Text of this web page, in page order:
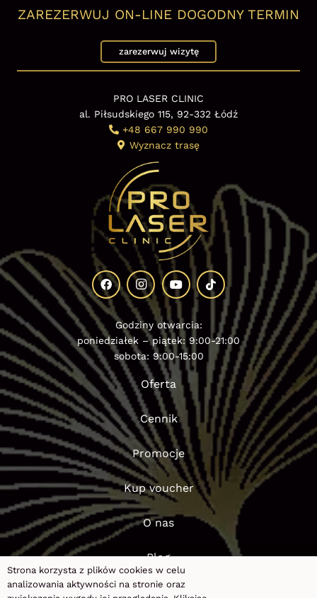
ZAREZERWUJ ON-LINE DOGODNY TERMIN
zarezerwuj wizytę
PRO LASER CLINIC
al. Piłsudskiego 115, 92-332 Łódź
+48 667 990 990
Wyznacz trasę
Godziny otwarcia:
poniedziałek – piątek: 9:00-21:00
sobota: 9:00-15:00
Oferta
Cennik
Promocje
Kup voucher
O nas
Blog
FAQ
Strona korzysta z plików cookies w celu
analizowania aktywności na stronie oraz